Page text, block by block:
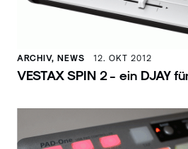
ARCHIV, NEWS 12. OKT 2012
VESTAX SPIN 2 - ein DJAY